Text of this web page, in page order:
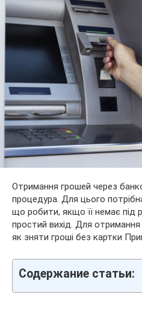
Отримання грошей через
процедура. Для цього
що робити, якщо її немає під
простий вихід. Для
як зняти гроші без картки
Содержание статьи: